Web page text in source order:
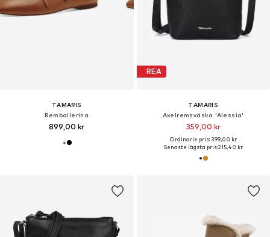
TAMARIS
Remballerina
899,00 kr
REA
TAMARIS
Axelremsväska 'Alessia'
359,00 kr
Ordinarie pris: 399,00 kr
Senaste lägsta pris:215,40 kr